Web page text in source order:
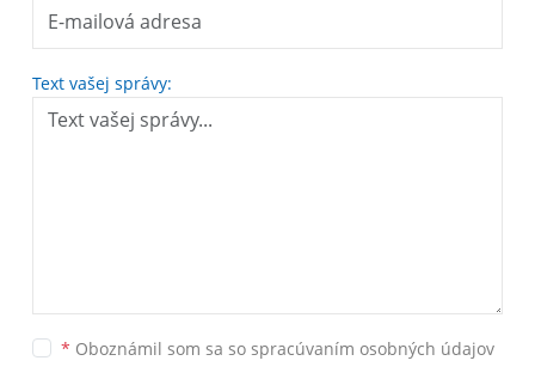
Text vašej správy:
* Oboznámil som sa so spracúvaním osobných údajov